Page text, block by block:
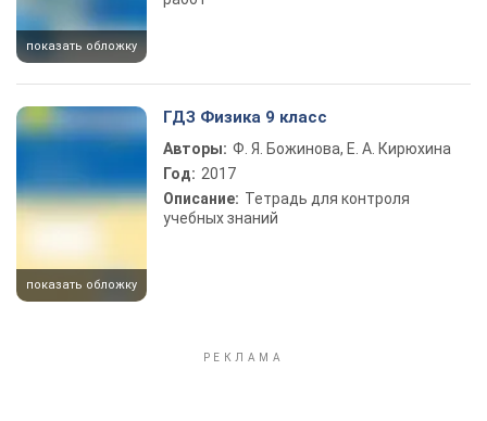
показать обложку
показать обложку
ГДЗ Физика 9 класс
Авторы: Ф. Я. Божинова, Е. А. Кирюхина
Год: 2017
Описание: Тетрадь для контроля
учебных знаний